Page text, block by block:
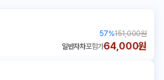
57%151,000원
일반자차포함가64,000원